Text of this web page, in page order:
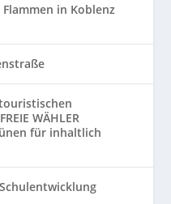
in Koblenz
WÄHLER
für inhaltlich